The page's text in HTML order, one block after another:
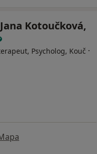
Kotoučková,
Psycholog, Kouč ·